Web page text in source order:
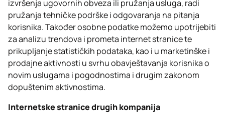
izvršenja ugovornih obveza ili pružanja usluga, radi
pružanja tehničke podrške i odgovaranja na pitanja
korisnika. Također osobne podatke možemo upotrijebiti
za analizu trendova i prometa internet stranice te
prikupljanje statističkih podataka, kao i u marketinške i
prodajne aktivnosti u svrhu obavještavanja korisnika o
novim uslugama i pogodnostima i drugim zakonom
dopuštenim aktivnostima.
Internetske stranice drugih kompanija